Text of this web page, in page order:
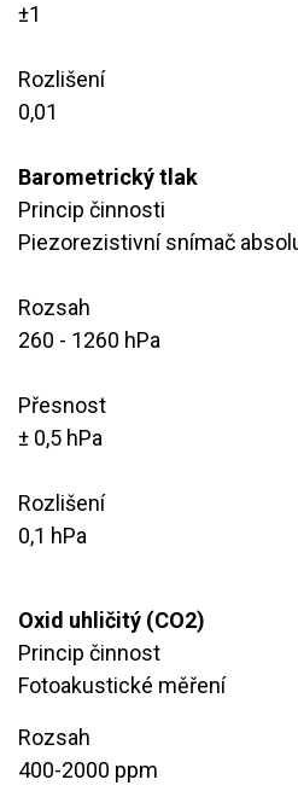
​±1
Rozlišení
​0,01
Barometrický tlak
Princip činnosti
Piezorezistivní snímač
Rozsah
260 - 1260 hPa
Přesnost
± 0,5 hPa
Rozlišení
0,1 hPa
Oxid uhličitý (CO2)
Princip činnost
Fotoakustické měření
Rozsah
​400-2000 ppm